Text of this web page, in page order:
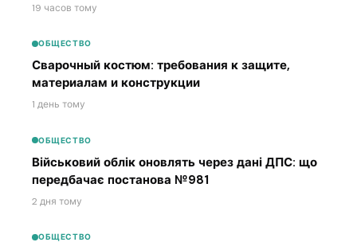
19 часов тому
ОБЩЕСТВО
Сварочный костюм: требования к защите,
материалам и конструкции
1 день тому
ОБЩЕСТВО
Військовий облік оновлять через дані ДПС: що
передбачає постанова №981
2 дня тому
ОБЩЕСТВО